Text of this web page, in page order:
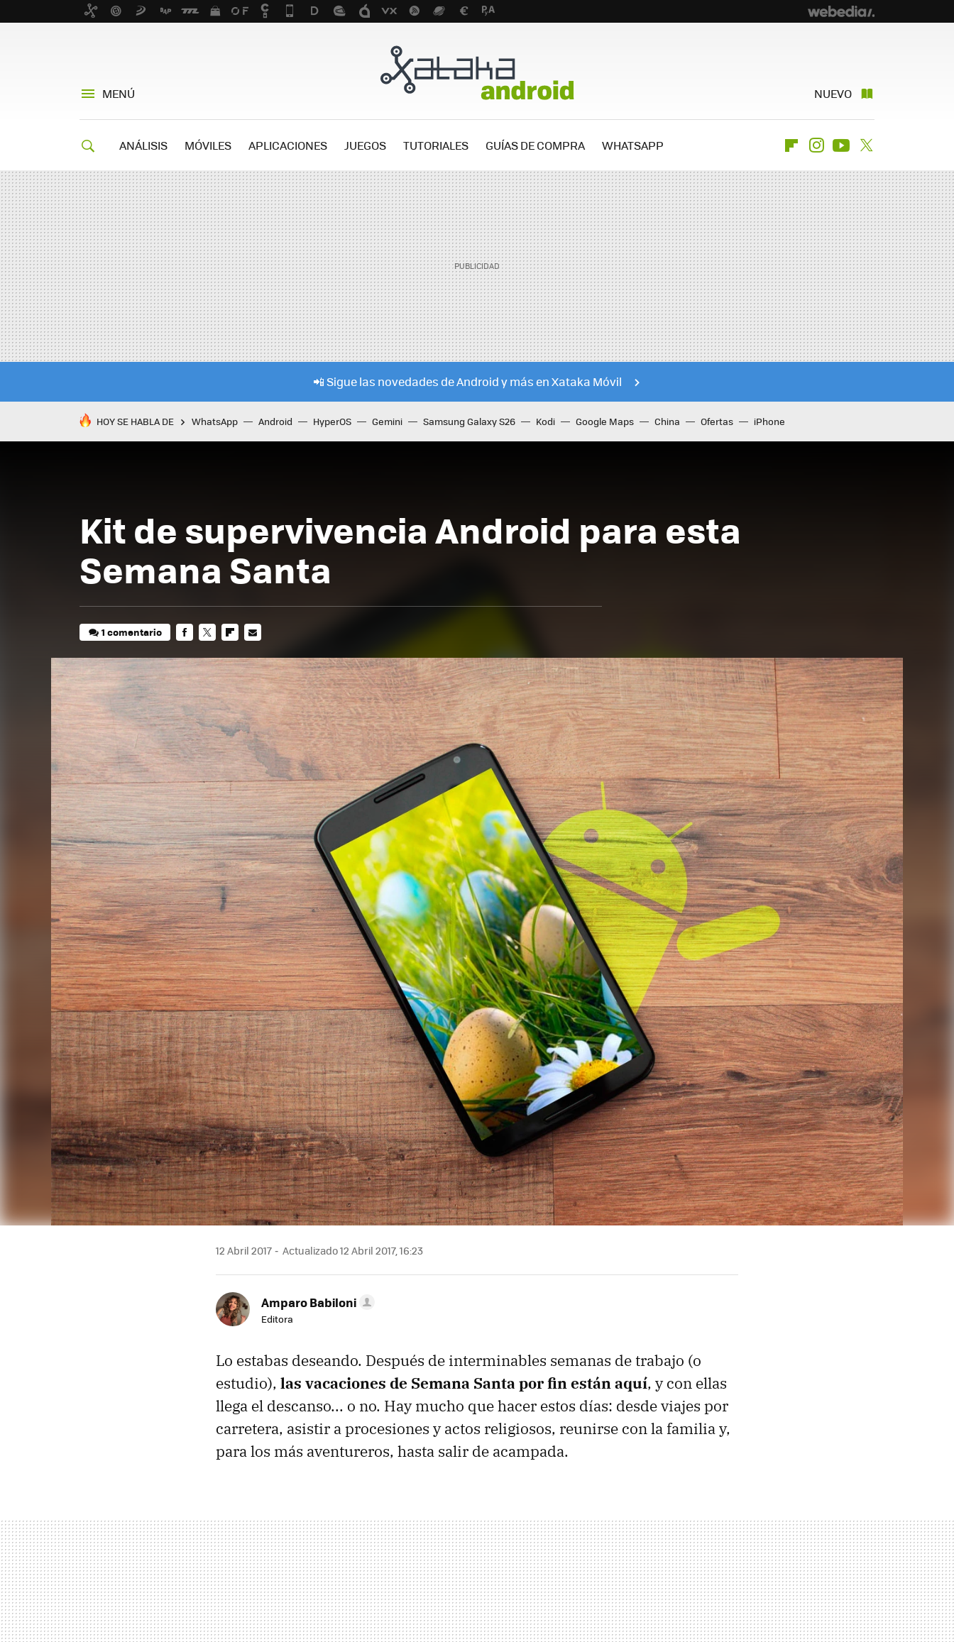
MENÚ NUEVO
ANÁLISIS MÓVILES APLICACIONES JUEGOS TUTORIALES GUÍAS DE COMPRA WHATSAPP FlipboardInstagramYoutube
📲 Sigue las novedades de Android y más en Xataka Móvil
HOY SE HABLA DE WhatsApp Android HyperOS Gemini Samsung Galaxy S26 Kodi Google Maps China Ofertas iPhone
Kit de supervivencia Android para esta
Semana Santa
1 comentario
MAIL
12 Abril 2017 Actualizado 12 Abril 2017, 16:23
Amparo Babiloni
Editora
Lo estabas deseando. Después de interminables semanas de trabajo (o
estudio), las vacaciones de Semana Santa por fin están aquí, y con ellas
llega el descanso... o no. Hay mucho que hacer estos días: desde viajes por
carretera, asistir a procesiones y actos religiosos, reunirse con la familia y,
para los más aventureros, hasta salir de acampada.